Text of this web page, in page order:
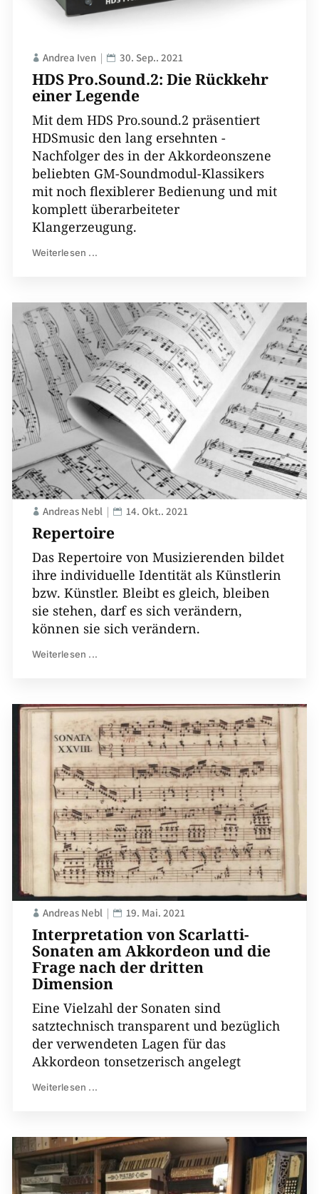
HDS Pro.Sound.2: Die Rückkehr
einer Legende
Andrea Iven 30. Sep.. 2021
Mit dem HDS Pro.sound.2 präsentiert
HDSmusic den lang ersehnten ­
Nachfolger des in der Akkordeonszene
beliebten GM-​Soundmodul-​Klassikers
mit noch flexiblerer Bedienung und mit
komplett überarbeiteter
Klangerzeugung.
Weiterlesen ...
Repertoire
Andreas Nebl 14. Okt.. 2021
Das Repertoire von Musizierenden bildet
ihre individuelle Identität als Künstlerin
bzw. Künstler. Bleibt es gleich, bleiben
sie stehen, darf es sich verändern,
können sie sich verändern.
Weiterlesen ...
Interpretation von Scarlatti-
Sonaten am Akkordeon und die
Frage nach der dritten
Dimension
Andreas Nebl 19. Mai. 2021
Eine Vielzahl der Sonaten sind
satztechnisch transparent und bezüglich
der verwendeten Lagen für das
Akkordeon tonsetzerisch angelegt
Weiterlesen ...